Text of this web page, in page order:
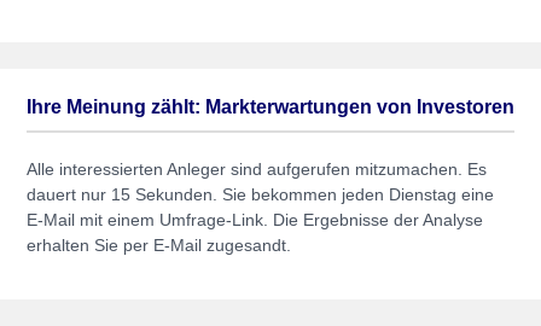
Ihre Meinung zählt: Markterwartungen von Investoren
Alle interessierten Anleger sind aufgerufen mitzumachen. Es
dauert nur 15 Sekunden. Sie bekommen jeden Dienstag eine
E-Mail mit einem Umfrage-Link. Die Ergebnisse der Analyse
erhalten Sie per E-Mail zugesandt.